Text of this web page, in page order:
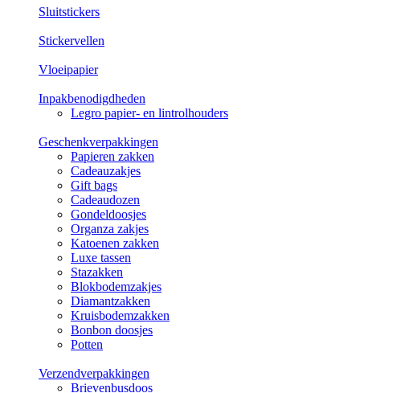
Sluitstickers
Stickervellen
Vloeipapier
Inpakbenodigdheden
Legro papier- en lintrolhouders
Geschenkverpakkingen
Papieren zakken
Cadeauzakjes
Gift bags
Cadeaudozen
Gondeldoosjes
Organza zakjes
Katoenen zakken
Luxe tassen
Stazakken
Blokbodemzakjes
Diamantzakken
Kruisbodemzakken
Bonbon doosjes
Potten
Verzendverpakkingen
Brievenbusdoos